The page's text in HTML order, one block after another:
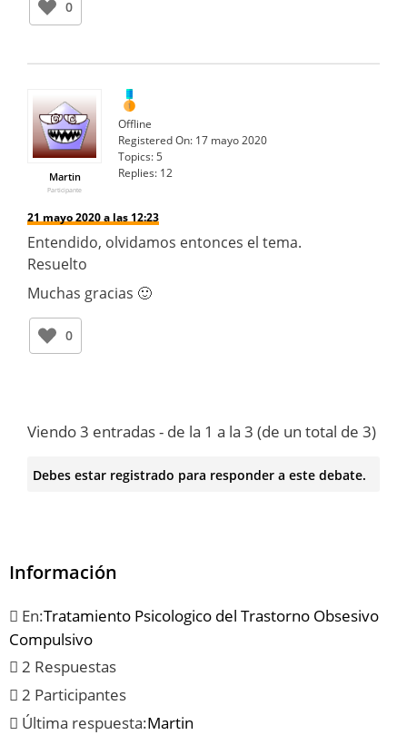
0
Martin
Participante
Offline
Registered On: 17 mayo 2020
Topics:5
Replies: 12
21 mayo 2020 a las 12:23
Entendido, olvidamos entonces el tema.
Resuelto
Muchas gracias 🙂
0
Viendo 3 entradas - de la 1 a la 3 (de un total de 3)
Debes estar registrado para responder a este debate.
Información
En:Tratamiento Psicologico del Trastorno Obsesivo
Compulsivo
2 Respuestas
2 Participantes
Última respuesta:Martin